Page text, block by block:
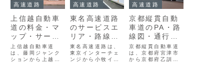
高速道路
上信越自動車
道の料金・マ
ップ・サービ
スエリア
上信越自動車道
は、藤岡ジャンク
ションから上越ジ
高速道路
東名高速道路
のサービスエ
リア・路線
図・料金情報
東名高速道路は、
東京インターチェ
ンジから小牧イン
高速道路
京都縦貫自動
車道のPA・路
線図・通行料
金・周辺観光
京都縦貫自動車道
は、京都府宮津市
から京都府乙訓郡